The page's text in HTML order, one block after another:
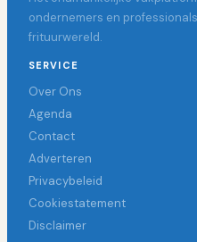
ondernemers en
frituurwereld.
SERVICE
Over Ons
Agenda
Contact
Adverteren
Privacybeleid
Cookiestatement
Disclaimer